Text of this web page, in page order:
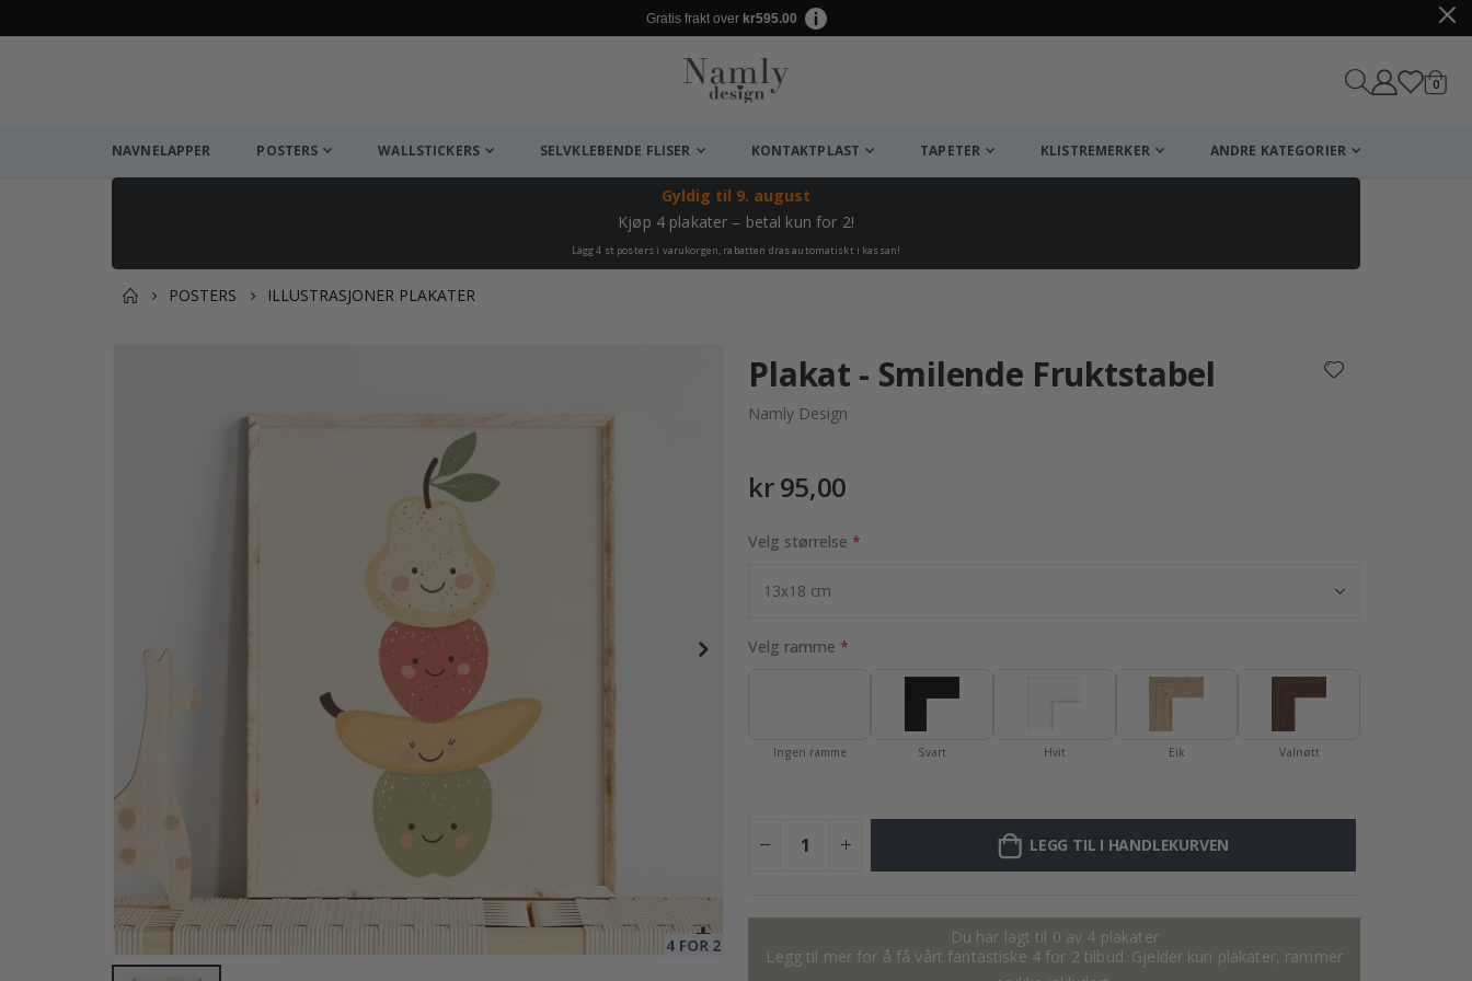
Gratis frakt over kr595.00
0varer
NAVNELAPPER POSTERS WALLSTICKERS SELVKLEBENDE FLISER KONTAKTPLAST TAPETER KLISTREMERKER ANDRE KATEGORIER
Gyldig til 9. august
Kjøp 4 plakater – betal kun for 2!
Lägg 4 st posters i varukorgen, rabatten dras automatiskt i kassan!
POSTERS ILLUSTRASJONER PLAKATER
95,00 Kr
Plakat - Smilende Fruktstabel
Namly Design
kr 95,00
Velg størrelse
Velg ramme
Ingen ramme Svart Hvit Eik Valnøtt
LEGG TIL I HANDLEKURVEN
Du har lagt til 0 av 4 plakater
Legg til mer for å få vårt fantastiske 4 for 2 tilbud. Gjelder kun plakater, rammer